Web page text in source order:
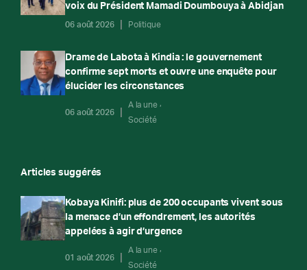
voix du Président Mamadi Doumbouya à Abidjan
06 août 2026 Politique
Drame de Labota à Kindia : le gouvernement
confirme sept morts et ouvre une enquête pour
élucider les circonstances
06 août 2026
A la une
Société
Articles suggérés
Kobaya Kinifi: plus de 200 occupants vivent sous
la menace d’un effondrement, les autorités
appelées à agir d’urgence
01 août 2026
A la une
Société